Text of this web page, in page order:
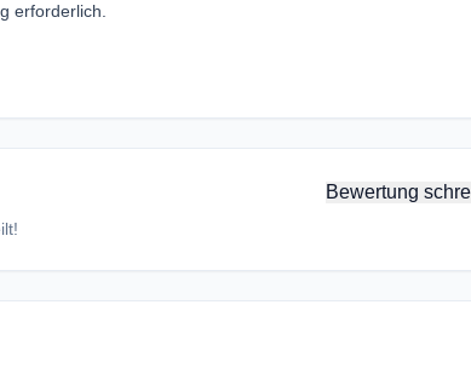
erforderlich.
Bewertung